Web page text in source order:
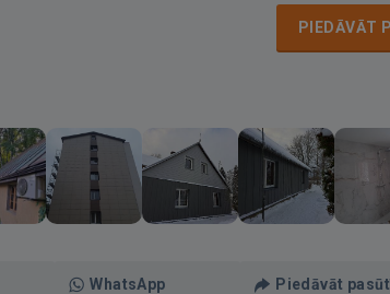
PIEDĀVĀT
WhatsApp Piedāvāt